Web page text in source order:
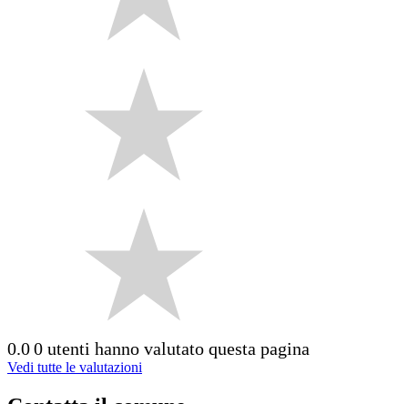
0.00 utenti hanno valutato questa pagina
Vedi tutte le valutazioni